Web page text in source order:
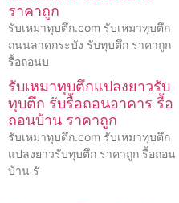
ราคาถูก
รับเหมาทุบตึก.com รับเหมาทุบตึก
ถนนลาดกระบัง รับทุบตึก ราคาถูก
รื้อถอนบ
รับเหมาทุบตึกแปลงยาวรับ
ทุบตึก รับรื้อถอนอาคาร รื้อ
ถอนบ้าน ราคาถูก
รับเหมาทุบตึก.com รับเหมาทุบตึก
แปลงยาวรับทุบตึก ราคาถูก รื้อถอน
บ้าน รั